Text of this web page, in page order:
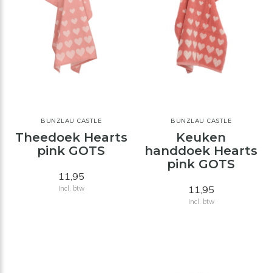
BUNZLAU CASTLE
Theedoek Hearts
pink GOTS
11,95
Incl. btw
BUNZLAU CASTLE
Keuken
handdoek Hearts
pink GOTS
11,95
Incl. btw